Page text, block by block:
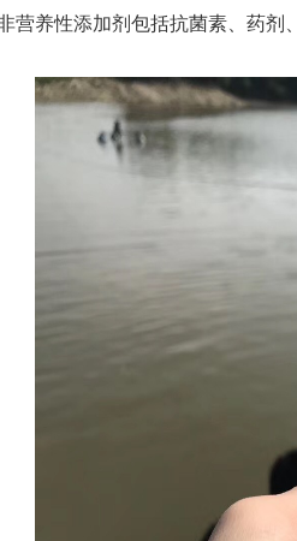
营养性添加剂包括抗菌素、药剂